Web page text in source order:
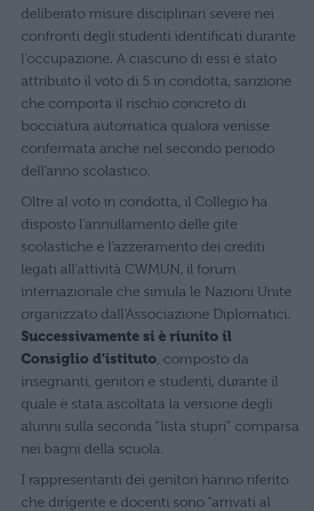
deliberato misure disciplinari severe nei
confronti degli studenti identificati durante
l’occupazione. A ciascuno di essi è stato
attribuito il voto di 5 in condotta, sanzione
che comporta il rischio concreto di
bocciatura automatica qualora venisse
confermata anche nel secondo periodo
dell’anno scolastico.
Oltre al voto in condotta, il Collegio ha
disposto l’annullamento delle gite
scolastiche e l’azzeramento dei crediti
legati all’attività CWMUN, il forum
internazionale che simula le Nazioni Unite
organizzato dall’Associazione Diplomatici.
Successivamente si è riunito il
Consiglio d’istituto, composto da
insegnanti, genitori e studenti, durante il
quale è stata ascoltata la versione degli
alunni sulla seconda “lista stupri” comparsa
nei bagni della scuola.
I rappresentanti dei genitori hanno riferito
che dirigente e docenti sono “arrivati al